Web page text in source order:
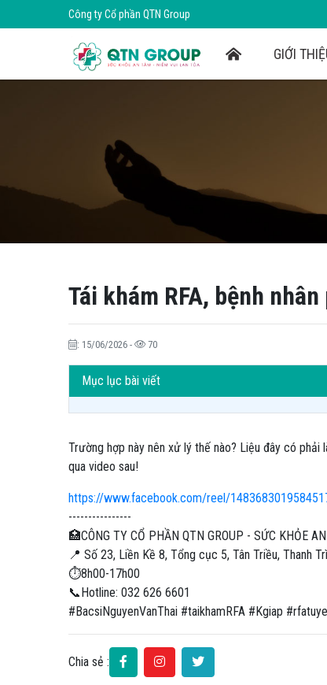
Công ty Cổ phần QTN Group
GIỚI
Tái khám RFA, bệnh
: 15/06/2026 - 70
Mục lục bài viết
Trường hợp này nên xử lý thế nào? Liệu đây có
qua video sau!
https://www.facebook.com/reel/
----------------
🏥CÔNG TY CỔ PHẦN QTN GROUP - SỨC KHỎE
📍 Số 23, Liền Kề 8, Tổng cục 5, Tân Triều, Thanh
⏱8h00-17h00
📞Hotline: 032 626 6601
#BacsiNguyenVanThai #taikhamRFA #Kgiap
Chia sẻ :